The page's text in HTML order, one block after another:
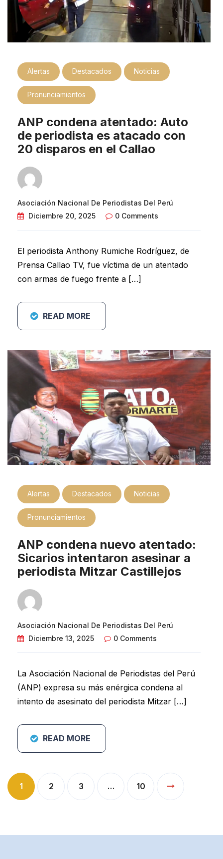
Alertas Destacados Noticias
Pronunciamientos
ANP condena atentado: Auto
de periodista es atacado con
20 disparos en el Callao
Asociación Nacional De Periodistas Del Perú
Diciembre 20, 2025
0 Comments
El periodista Anthony Rumiche Rodríguez, de
Prensa Callao TV, fue víctima de un atentado
con armas de fuego frente a […]
READ MORE
Alertas Destacados Noticias
Pronunciamientos
ANP condena nuevo atentado:
Sicarios intentaron asesinar a
periodista Mitzar Castillejos
Asociación Nacional De Periodistas Del Perú
Diciembre 13, 2025
0 Comments
La Asociación Nacional de Periodistas del Perú
(ANP) expresa su más enérgica condena al
intento de asesinato del periodista Mitzar […]
READ MORE
Paginación
de
1 2 3 … 10